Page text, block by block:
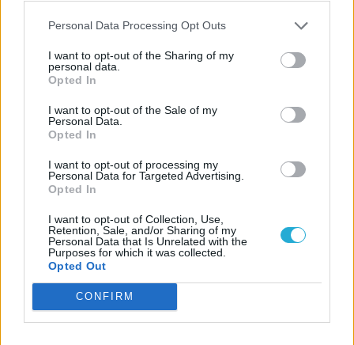
Personal Data Processing Opt Outs
I want to opt-out of the Sharing of my
personal data.
Opted In
I want to opt-out of the Sale of my
Personal Data.
Opted In
I want to opt-out of processing my
Personal Data for Targeted Advertising.
Opted In
I want to opt-out of Collection, Use,
Retention, Sale, and/or Sharing of my
Personal Data that Is Unrelated with the
Purposes for which it was collected.
Opted Out
CONFIRM
meghívtak minket is, hogy megnézhessük
még a megjelenés előtt az új epizódot. A
szimplán csak
lábunkról és nem győztünk rácsodálkozni a
megannyi kreatív és innovatív
megoldására.